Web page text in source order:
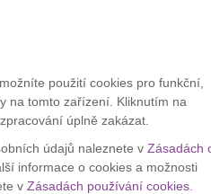
ještě i v pozdějším čase. Na
pracuje,“
většina uživatelů
hodinou ráno
. U některých
devátou a desátou hodinou.
vyřešit. Operátor zatím
kompenzaci
za vzniklé
použití cookies pro funkční,
na tomto zařízení. Kliknutím na
úplně zakázat.
údajů naleznete v Zásadách
informace o cookies a možnosti
v Zásadách používání cookies.